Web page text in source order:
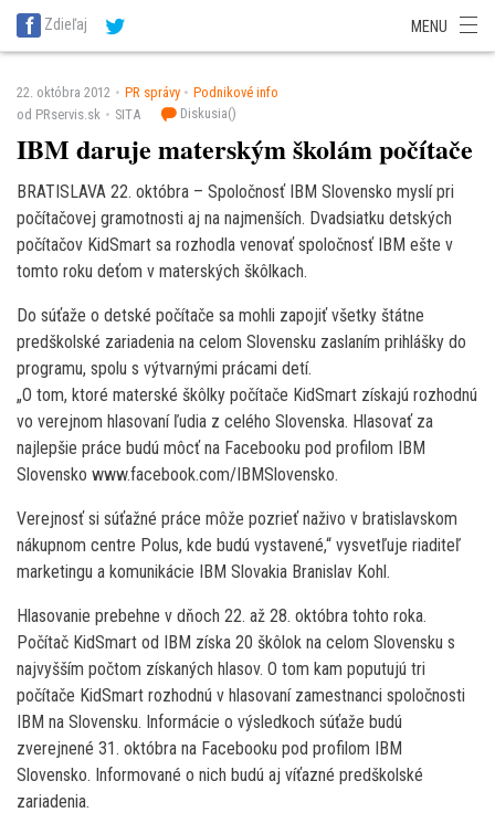
SITA Energetika
SITA Potravinárstvo
Zdieľaj MENU
22. októbra 2012 PR správy
Podnikové info
od PRservis.sk
SITA Diskusia()
IBM daruje materským školám počítače
BRATISLAVA 22. októbra – Spoločnosť IBM Slovensko myslí pri
počítačovej gramotnosti aj na najmenších. Dvadsiatku detských
počítačov KidSmart sa rozhodla venovať spoločnosť IBM ešte v
tomto roku deťom v materských škôlkach.
Do súťaže o detské počítače sa mohli zapojiť všetky štátne
predškolské zariadenia na celom Slovensku zaslaním prihlášky do
programu, spolu s výtvarnými prácami detí.
„O tom, ktoré materské škôlky počítače KidSmart získajú rozhodnú
vo verejnom hlasovaní ľudia z celého Slovenska. Hlasovať za
najlepšie práce budú môcť na Facebooku pod profilom IBM
Slovensko www.facebook.com/IBMSlovensko.
Verejnosť si súťažné práce môže pozrieť naživo v bratislavskom
nákupnom centre Polus, kde budú vystavené,“ vysvetľuje riaditeľ
marketingu a komunikácie IBM Slovakia Branislav Kohl.
Hlasovanie prebehne v dňoch 22. až 28. októbra tohto roka.
Počítač KidSmart od IBM získa 20 škôlok na celom Slovensku s
najvyšším počtom získaných hlasov. O tom kam poputujú tri
počítače KidSmart rozhodnú v hlasovaní zamestnanci spoločnosti
IBM na Slovensku. Informácie o výsledkoch súťaže budú
zverejnené 31. októbra na Facebooku pod profilom IBM
Slovensko. Informované o nich budú aj víťazné predškolské
zariadenia.